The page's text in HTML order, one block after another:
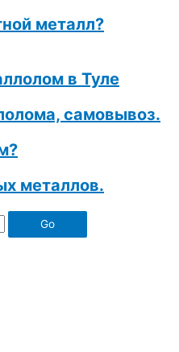
металл?
в Туле
самовывоз.
металлов.
Go